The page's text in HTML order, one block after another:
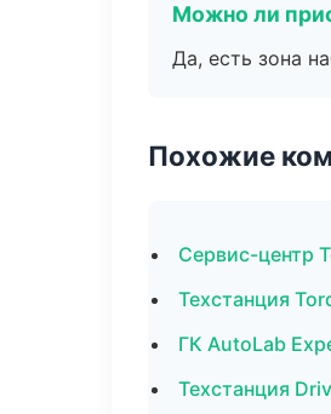
Можно ли
Да, есть зона
Похожие
Сервис-центр
Техстанция
ГК AutoLab
Техстанция